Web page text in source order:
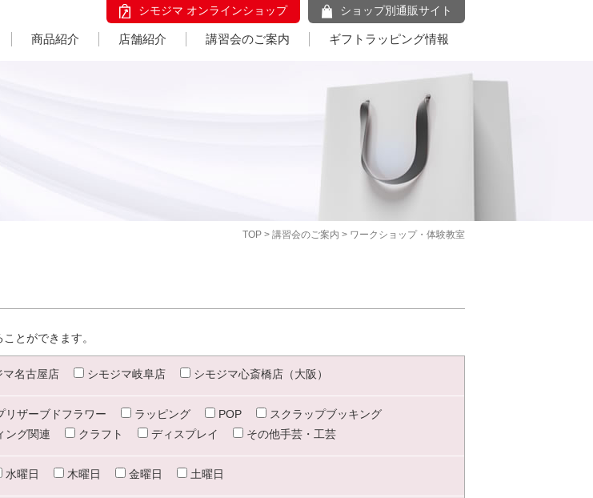
シモジマ オンラインショップ ショップ別通販サイト
商品紹介 店舗紹介 講習会のご案内 ギフトラッピング情報
TOP > 講習会のご案内 > ワークショップ・体験教室
とができます。
マ名古屋店 シモジマ岐阜店 シモジマ心斎橋店（大阪）
リザーブドフラワー ラッピング POP
スクラップブッキング
ング関連 クラフト ディスプレイ その他手芸・工芸
水曜日 木曜日 金曜日 土曜日